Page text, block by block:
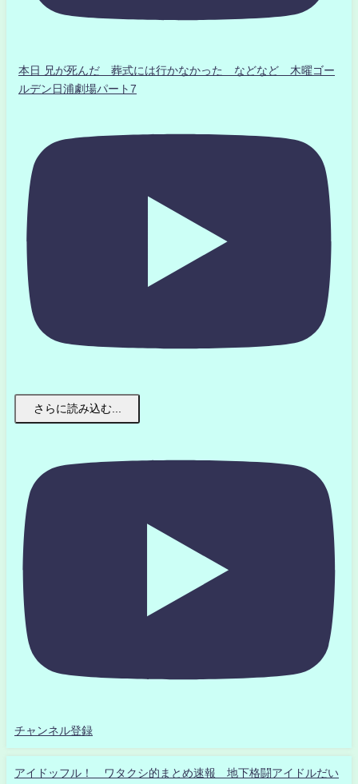
本日 兄が死んだ 葬式には行かなかった などなど 木曜ゴー
ルデン日浦劇場パート7
さらに読み込む...
チャンネル登録
アイドッフル！ ワタクシ的まとめ速報 地下格闘アイドルだい